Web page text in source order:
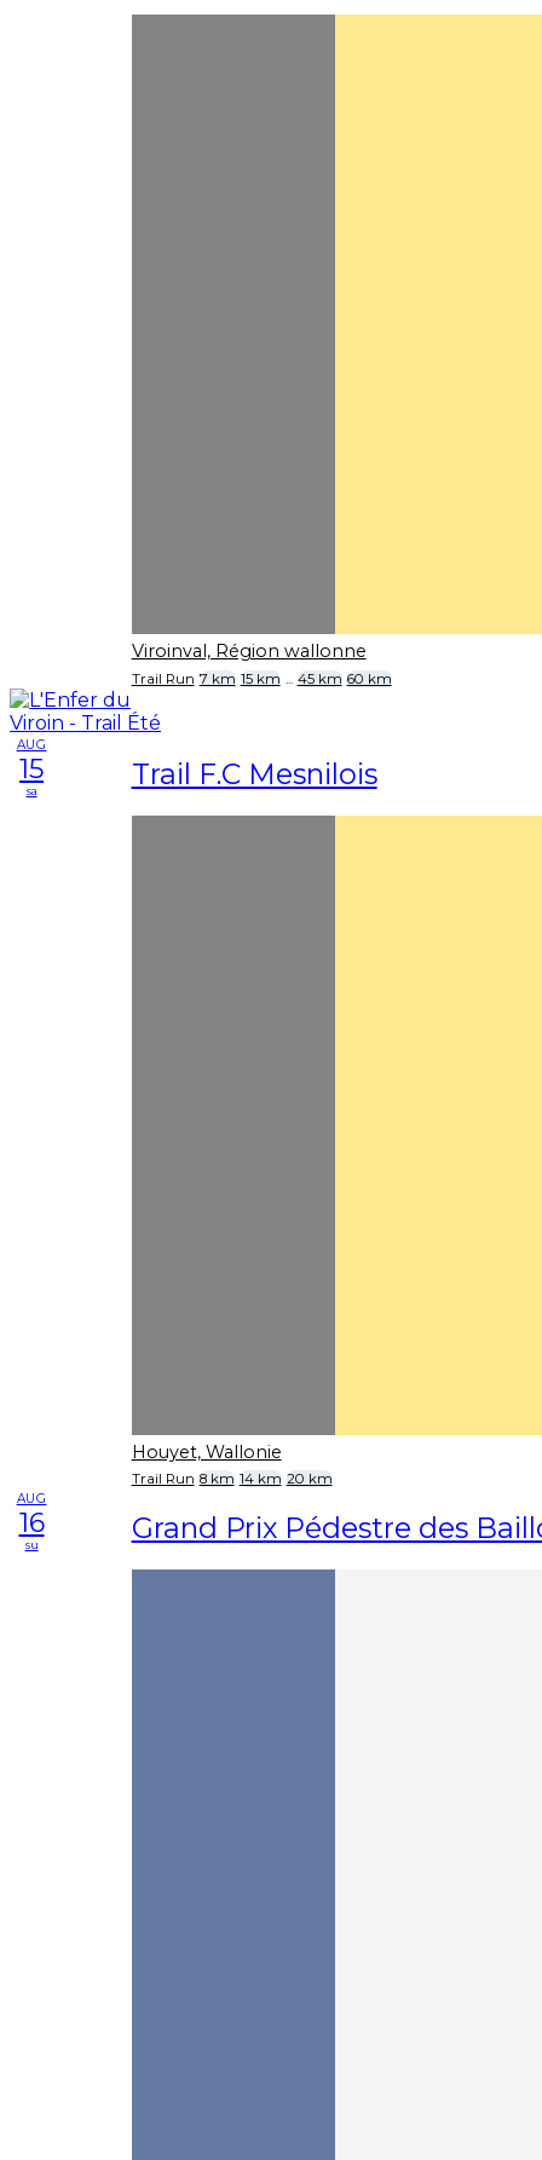
Viroinval, Région wallonne
Trail Run 7 km 15 km 45 km 60 km
AUG
15
sa Trail F.C Mesnilois
Houyet, Wallonie
Trail Run 8 km 14 km 20 km
AUG
16
su Grand Prix Pédestre des